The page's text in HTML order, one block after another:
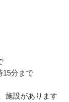
15分まで
施設があります